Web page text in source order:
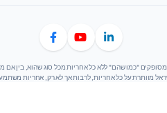
מוותרת על כל אחריות, לרבות אך לא רק, אחריות